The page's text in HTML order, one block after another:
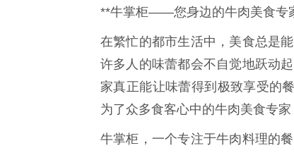
**牛掌柜——您身边的牛肉美食专
在繁忙的都市生活中，美食总是
许多人的味蕾都会不自觉地跃动
家真正能让味蕾得到极致享受的
为了众多食客心中的牛肉美食专
牛掌柜，一个专注于牛肉料理的